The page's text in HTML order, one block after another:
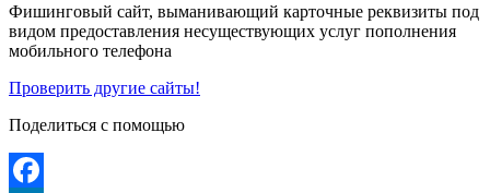
Фишинговый сайт, выманивающий карточные реквизиты под
видом предоставления несуществующих услуг пополнения
мобильного телефона
Проверить другие сайты!
Поделиться с помощью